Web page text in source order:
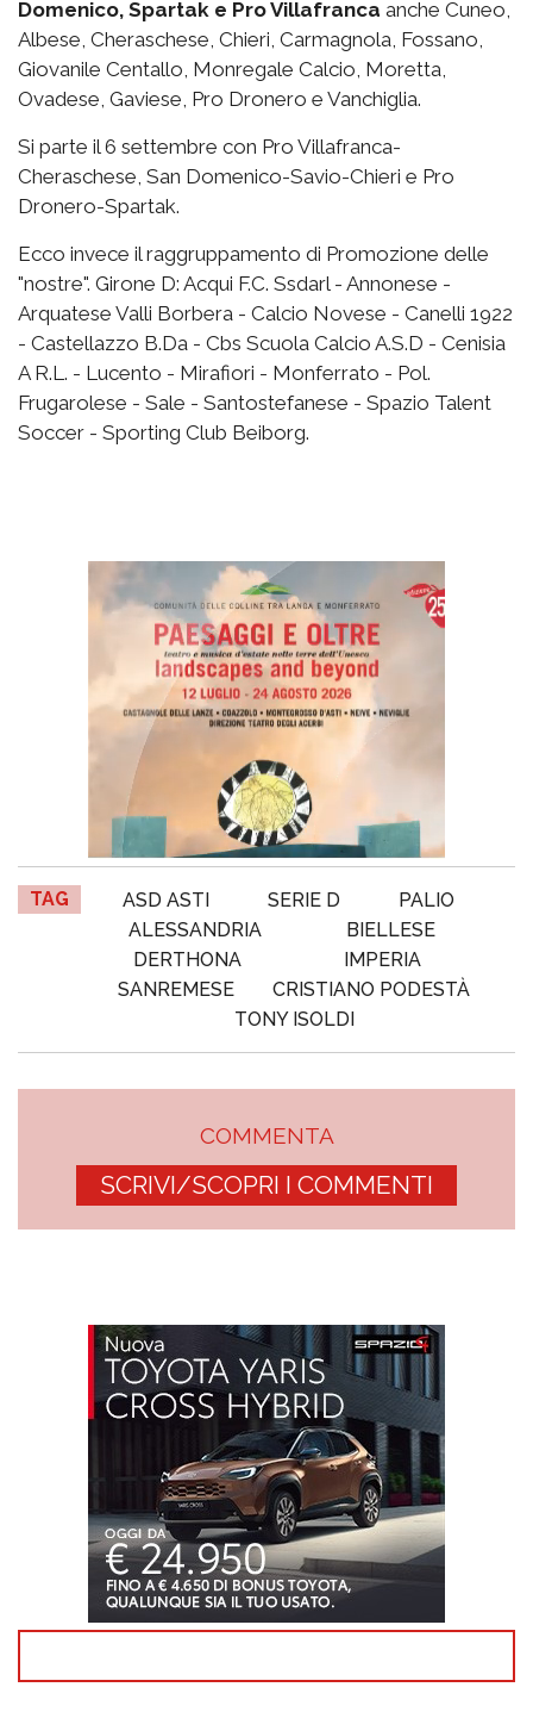
Domenico, Spartak e Pro Villafranca anche Cuneo,
Albese, Cheraschese, Chieri, Carmagnola, Fossano,
Giovanile Centallo, Monregale Calcio, Moretta,
Ovadese, Gaviese, Pro Dronero e Vanchiglia.
Si parte il 6 settembre con Pro Villafranca-
Cheraschese, San Domenico-Savio-Chieri e Pro
Dronero-Spartak.
Ecco invece il raggruppamento di Promozione delle
"nostre". Girone D: Acqui F.C. Ssdarl - Annonese -
Arquatese Valli Borbera - Calcio Novese - Canelli 1922
- Castellazzo B.Da - Cbs Scuola Calcio A.S.D - Cenisia
A R.L. - Lucento - Mirafiori - Monferrato - Pol.
Frugarolese - Sale - Santostefanese - Spazio Talent
Soccer - Sporting Club Beiborg.
TAG ASD ASTI SERIE D
PALIO
ALESSANDRIA
BIELLESE
DERTHONA
IMPERIA
SANREMESE
CRISTIANO PODESTÀ
TONY ISOLDI
COMMENTA
SCRIVI/SCOPRI I COMMENTI